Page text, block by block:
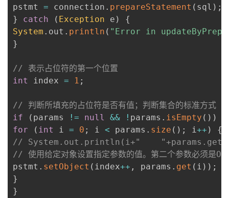
pstmt = connection . prepareStatement ( sql ) ;
}
catch ( Exception e )
{
System . out . println ( "Error in
}
// 表示占位符的第一个位置
int
index = 1 ;
// 判断所填充的占位符是否有值；判断集合的标准方式
if
( params != null && ! params . isEmpty ( ) )
for
( int i = 0 ; i < params . size ( ) ; i++ )
{
// System.out.println(i+"
// 使用给定对象设置指定参数的值。第二个参数必须是
pstmt . setObject ( index++ , params . get ( i ) ) ;
}
}